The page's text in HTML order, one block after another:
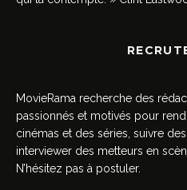
MovieRama recherche des
passionnés et motivés pour
cinémas et des séries, suivre
interviewer des metteurs en
N’hésitez pas à postuler.